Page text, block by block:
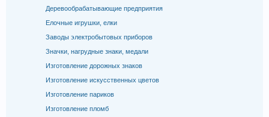
Деревообрабатывающие предприятия
Елочные игрушки, елки
Заводы электробытовых приборов
Значки, нагрудные знаки, медали
Изготовление дорожных знаков
Изготовление искусственных цветов
Изготовление париков
Изготовление пломб